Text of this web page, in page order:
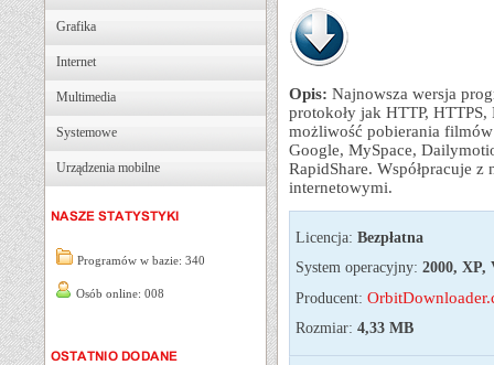
Grafika
Internet
Multimedia
Systemowe
Urządzenia mobilne
Programów w bazie: 340
Osób online: 008
Opis: Najnowsza wersja
protokoły jak HTTP,
możliwość pobierania
Google, MySpace,
RapidShare. Współpracuje
internetowymi.
Licencja: Bezpłatna
System operacyjny: 2000, XP,
Producent:
Rozmiar: 4,33 MB